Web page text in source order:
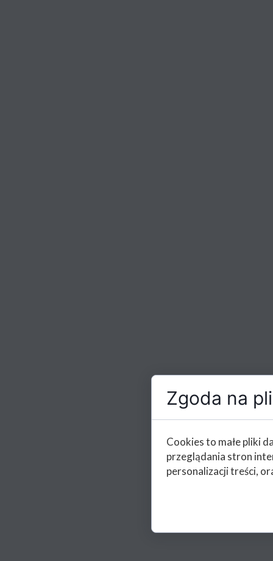
Zgoda na
Cookies to małe pliki
przeglądania stron
personalizacji treści,